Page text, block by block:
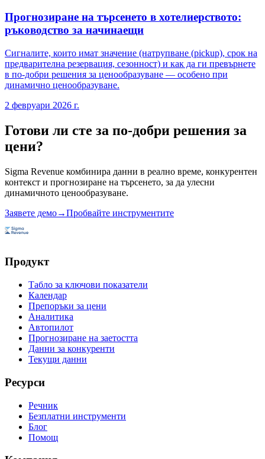
Прогнозиране на търсенето в хотелиерството:
ръководство за начинаещи
Сигналите, които имат значение (натрупване (pickup), срок на
предварителна резервация, сезонност) и как да ги превърнете
в по-добри решения за ценообразуване — особено при
динамично ценообразуване.
2 февруари 2026 г.
Готови ли сте за по-добри решения за
цени?
Sigma Revenue комбинира данни в реално време, конкурентен
контекст и прогнозиране на търсенето, за да улесни
динамичното ценообразуване.
Заявете демо→Пробвайте инструментите
Продукт
Табло за ключови показатели
Календар
Препоръки за цени
Аналитика
Автопилот
Прогнозиране на заетостта
Данни за конкуренти
Текущи данни
Ресурси
Речник
Безплатни инструменти
Блог
Помощ